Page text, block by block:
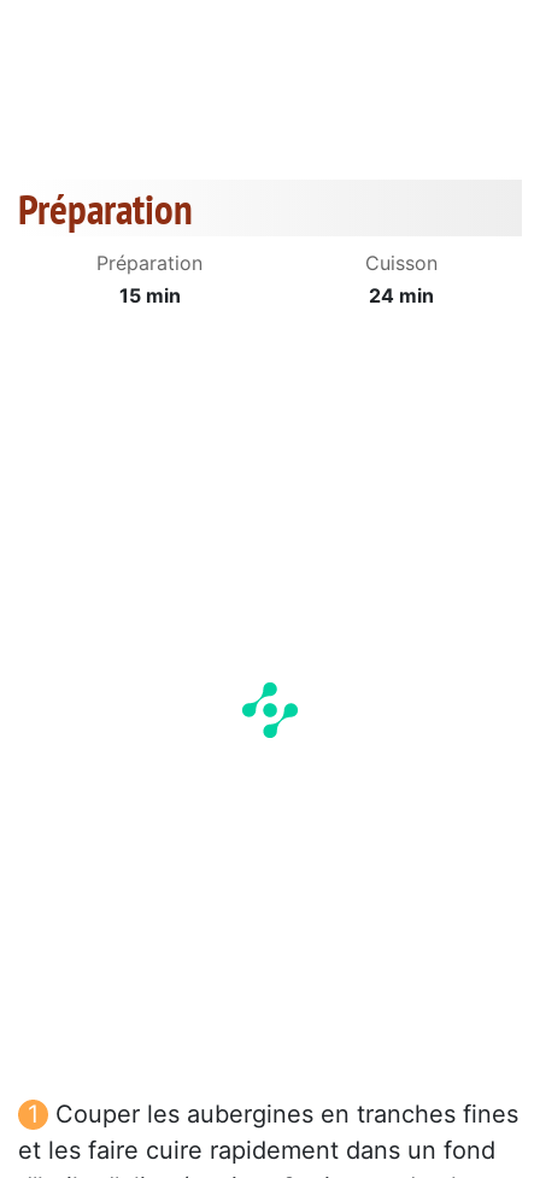
Préparation
Préparation
15 min
Cuisson
24 min
Couper les aubergines en tranches fines
et les faire cuire rapidement dans un fond